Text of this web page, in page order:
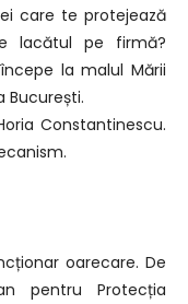
care te protejează
lacătul pe firmă?
la malul Mării
București.
Constantinescu.
oarecare. De
pentru Protecția